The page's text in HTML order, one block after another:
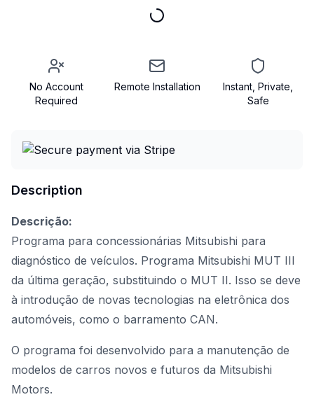
No Account
Required
Remote Installation
Instant, Private,
Safe
Description
Descrição:
Programa para concessionárias Mitsubishi para
diagnóstico de veículos. Programa Mitsubishi MUT III
da última geração, substituindo o MUT II. Isso se deve
à introdução de novas tecnologias na eletrônica dos
automóveis, como o barramento CAN.
O programa foi desenvolvido para a manutenção de
modelos de carros novos e futuros da Mitsubishi
Motors.